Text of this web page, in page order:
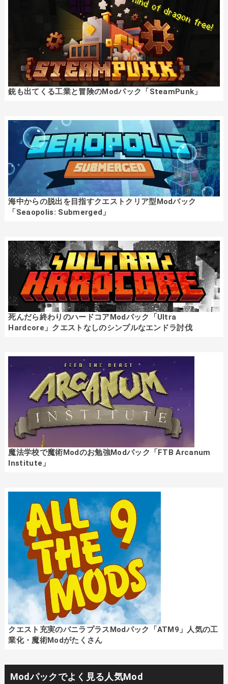
銃も出てくる工業と冒険のModパック「SteamPunk」
海中からの脱出を目指すクエストクリア型Modパック
「Seaopolis: Submerged」
死んだら終わりのハードコアModパック「Ultra
Hardcore」クエストなしのシンプルなエンドラ討伐
魔法学校で魔術Modのお勉強Modパック「FTB Arcanum
Institute」
クエスト充実のバニラプラスModパック「ATM9」人気の工
業化・魔術Modがたくさん
Modパックでよく見る人気Mod